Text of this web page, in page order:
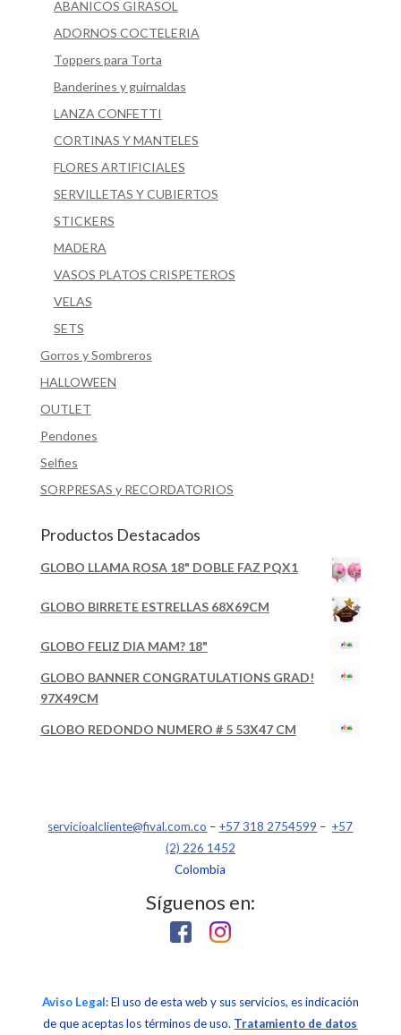
ABANICOS GIRASOL
ADORNOS COCTELERIA
Toppers para Torta
Banderines y guirnaldas
LANZA CONFETTI
CORTINAS Y MANTELES
FLORES ARTIFICIALES
SERVILLETAS Y CUBIERTOS
STICKERS
MADERA
VASOS PLATOS CRISPETEROS
VELAS
SETS
Gorros y Sombreros
HALLOWEEN
OUTLET
Pendones
Selfies
SORPRESAS y RECORDATORIOS
Productos Destacados
GLOBO LLAMA ROSA 18" DOBLE FAZ PQX1
GLOBO BIRRETE ESTRELLAS 68X69CM
GLOBO FELIZ DIA MAM? 18"
GLOBO BANNER CONGRATULATIONS GRAD!
97X49CM
GLOBO REDONDO NUMERO # 5 53X47 CM
servicioalcliente@fival.com.co – +57 318 2754599 – +57
(2) 226 1452
Colombia
Síguenos en:
Aviso Legal: El uso de esta web y sus servicios, es indicación
de que aceptas los términos de uso. Tratamiento de datos